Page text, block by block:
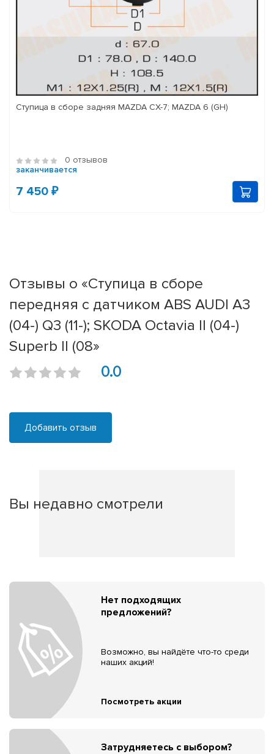
Ступица в сборе задняя MAZDA CX-7; MAZDA 6 (GH)
0 отзывов
заканчивается
7 450 ₽
Отзывы о «Ступица в сборе
передняя с датчиком ABS AUDI A3
(04-) Q3 (11-); SKODA Octavia II (04-)
Superb II (08»
0.0
Добавить отзыв
Вы недавно смотрели
Нет подходящих
предложений?
Возможно, вы найдёте что-то среди
наших акций!
Посмотреть акции
Затрудняетесь с выбором?